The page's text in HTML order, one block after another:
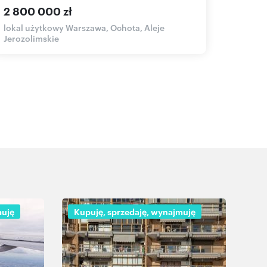
2 800 000 zł
lokal użytkowy Warszawa, Ochota, Aleje
Jerozolimskie
Kupuję, sprzedaję, wynajmuję